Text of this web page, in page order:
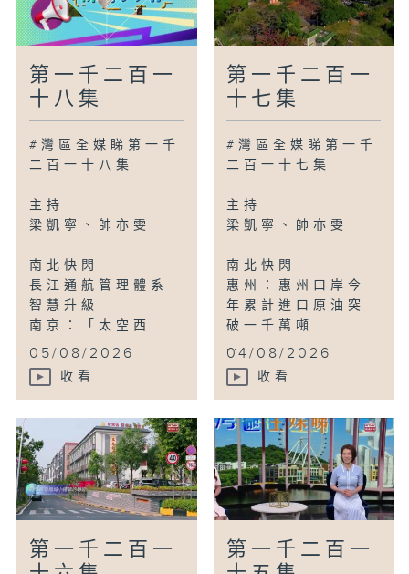
河北邢台：千年邢窯重燃窯火
雲南蒙自：大花石蝴蝶重返原生境
講你知
香港：暢遊「東方威尼斯」–大澳
鳥瞰神州
新疆：縱覽阿禾公路之美
第一千二百一
十八集
#灣區全媒睇第一千
二百一十八集
主持
梁凱寧、帥亦雯
南北快閃
長江通航管理體系
智慧升級
南京：「太空西...
05/08/2026
收看
第一千二百一
十七集
#灣區全媒睇第一千
二百一十七集
主持
梁凱寧、帥亦雯
南北快閃
惠州：惠州口岸今
年累計進口原油突
破一千萬噸
...
04/08/2026
收看
第一千二百一
第一千二百一